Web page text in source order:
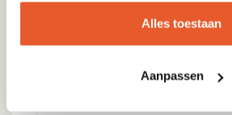
Alles toestaan
Aanpassen